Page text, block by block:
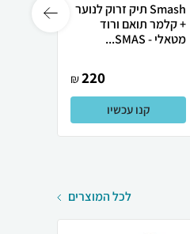
Smash תיק זרוק לנוער
+ קלמר תואם ורוד
מטאלי - SMAS...
220
₪
קנו עכשיו
לכל המוצרים